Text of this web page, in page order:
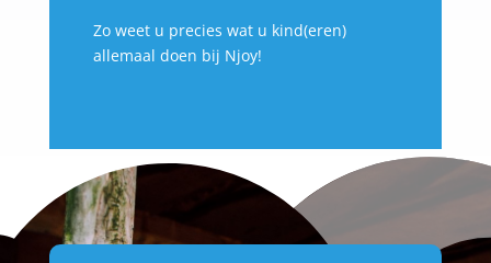
Zo weet u precies wat u kind(eren)
allemaal doen bij Njoy!